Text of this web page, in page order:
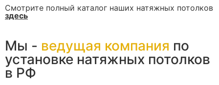
Смотрите полный каталог наших натяжных потолков
здесь
Мы - ведущая компания по
установке натяжных потолков
в РФ